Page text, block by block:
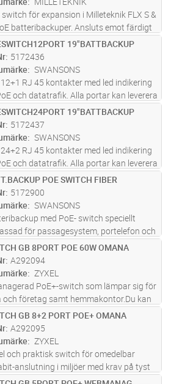
switch för expansion i Milleteknik FLX S &
batteribackuper. Ansluts emot färdigt
som finns i PoE FLX S & eller FLX
effekt per port: 30,8W
vid djupurladdning av
...läs mer
Lägg i kundvagn19"BATTBACKUP
5172436
SWANSONS
RJ 45 kontakter med led indikering
och datatrafik. Alla portar kan leverera
samtidigt. Är skyddad mot
och kortslutning och har
skydd mot djupurladdn
Lägg i kundvagn19"BATTBACKUP
5172437
SWANSONS
RJ 45 kontakter med led indikering
och datatrafik. Alla portar kan leverera
samtidigt. Är skyddad mot
och kortslutning och har
skydd mot djupurladdn
Lägg i kundvagn
POE SWITCH FIBER
5172900
SWANSONS
med PoE- switch speciellt
för passagesystem, portelefon och
PoE switch med 2st SFP-
gör att du aldrig behöver stå
oavsett vilket behov du m
Lägg i kundvagn
GB 8PORT POE 60W OMANA
A292094
ZYXEL
PoE+-switch som lämpar sig för
och företag samt hemmakontor.Du kan
skapa ett stabilt nätverk som använder
VoIP-telefonsystem eller trådlösa
utan krån
Lägg i kundvagn
GB 8+2 PORT POE+ OMANA
A292095
ZYXEL
och praktisk switch för omedelbar
anslutning i miljöer med krav på tyst
hög energieffektivitet. Med sina